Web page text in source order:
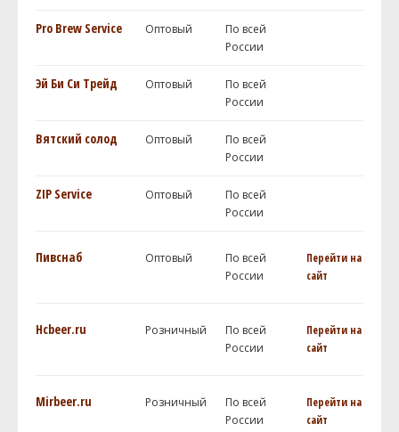
Pro Brew Service Оптовый
По всей
России
Эй Би Си Трейд Оптовый
По всей
России
Вятский солод Оптовый
По всей
России
ZIP Service Оптовый
По всей
России
Пивснаб Оптовый
По всей
России
Перейти на
сайт
Hcbeer.ru Розничный
По всей
России
Перейти на
сайт
Mirbeer.ru Розничный
По всей
России
Перейти на
сайт